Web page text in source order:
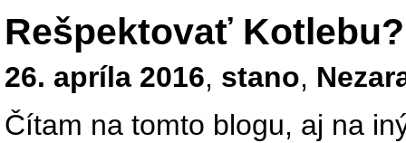
Rešpektovať Kotlebu?
26. apríla 2016, stano,
Čítam na tomto blogu, aj na